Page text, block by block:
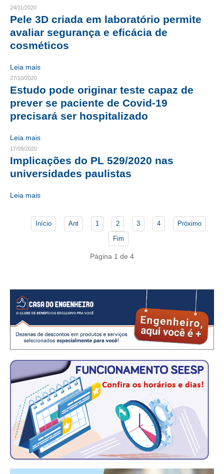
CONTATO
SEESP EDUCAÇÃO
PLATAFORMAS GRATUITAS
BENEFÍCIOS
APOSENTADORIA
CONVÊNIOS
CONSÓRCIOS
NOTÍCIAS
CONTEÚDO ESPECIAL
SEESP NOTÍCIAS
NOTÍCIAS NO WHATSAPP
FOTOS
PUBLICAÇÕES
PUBLICIDADE
24/11/2020
Pele 3D criada em laboratório permite
avaliar segurança e eficácia de
cosméticos
Leia mais
27/10/2020
Estudo pode originar teste capaz de
prever se paciente de Covid-19
precisará ser hospitalizado
Leia mais
17/09/2020
Implicações do PL 529/2020 nas
universidades paulistas
Leia mais
Início Ant 1 2 3 4
Próximo
Fim
Página 1 de 4